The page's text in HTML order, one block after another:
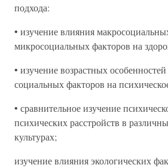
подхода:
• изучение влияния
микросоциальных факторов на
• изучение возрастных
социальных факторов на
• сравнительное изучение
психических расстройств в
культурах;
изучение влияния экологических